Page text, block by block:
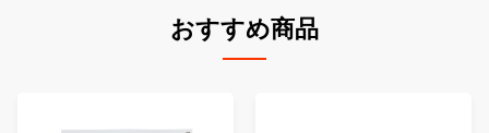
おすすめ商品